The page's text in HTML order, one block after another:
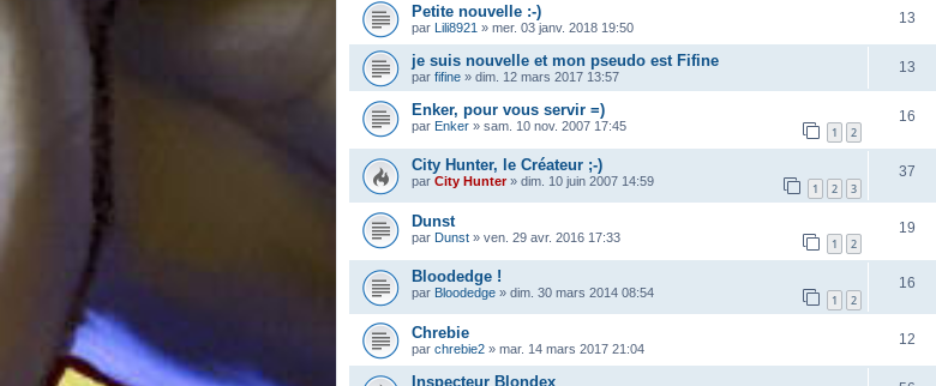
Petite nouvelle :-)
par Lili8921 » mer. 03 janv. 2018 19:50
13
je suis nouvelle et mon pseudo est Fifine
par fifine » dim. 12 mars 2017 13:57
13
Enker, pour vous servir =)
par Enker » sam. 10 nov. 2007 17:45 1 2
16
City Hunter, le Créateur ;-)
par City Hunter» dim. 10 juin 2007 14:59 1 2 3
37
Dunst
par Dunst » ven. 29 avr. 2016 17:33 1 2
19
Bloodedge !
par Bloodedge » dim. 30 mars 2014 08:54 1 2
16
Chrebie
par chrebie2 » mar. 14 mars 2017 21:04
12
Inspecteur Blondex